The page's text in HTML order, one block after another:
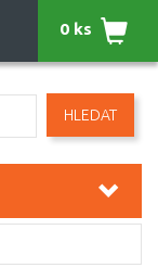
HLEDAT
0 ks